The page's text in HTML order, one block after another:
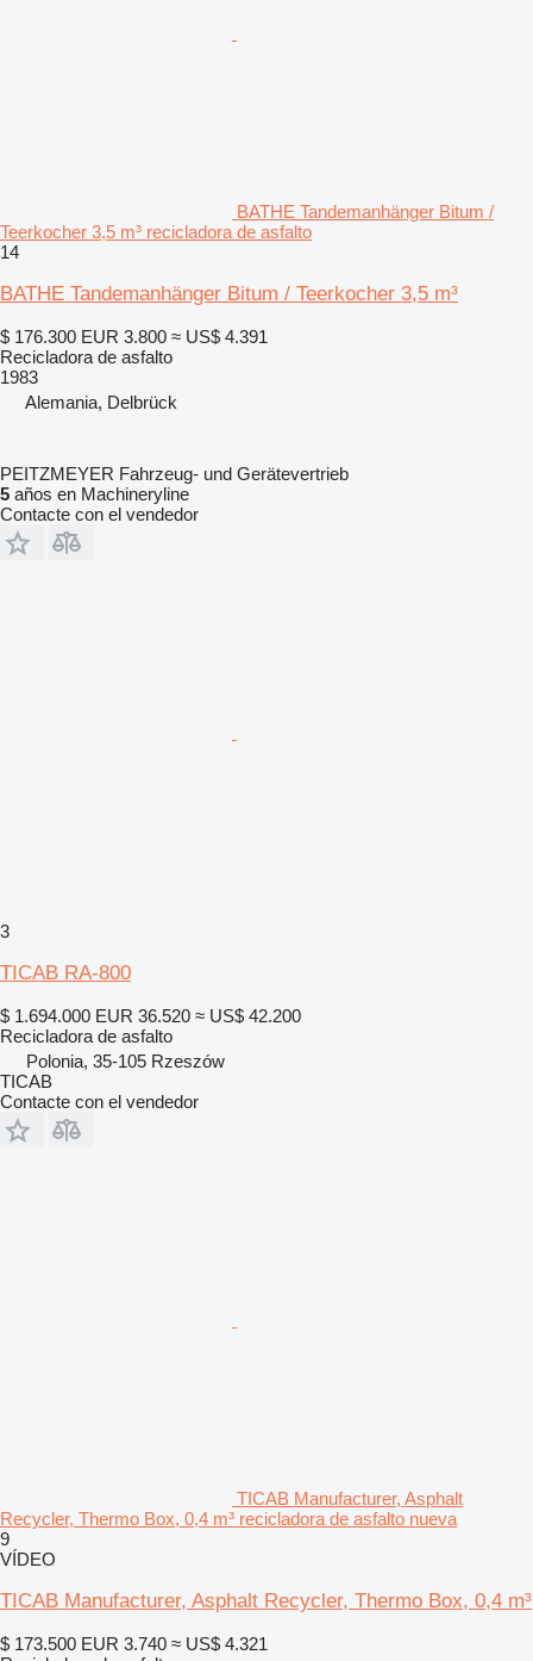
BATHE Tandemanhänger Bitum /
Teerkocher 3,5 m³ recicladora de asfalto
14
BATHE Tandemanhänger Bitum / Teerkocher 3,5 m³
$ 176.300 EUR 3.800 ≈ US$ 4.391
Recicladora de asfalto
1983
Alemania, Delbrück
PEITZMEYER Fahrzeug- und Gerätevertrieb
5 años en Machineryline
Contacte con el vendedor
3
TICAB RA-800
$ 1.694.000 EUR 36.520 ≈ US$ 42.200
Recicladora de asfalto
Polonia, 35-105 Rzeszów
TICAB
Contacte con el vendedor
TICAB Manufacturer, Asphalt
Recycler, Thermo Box, 0,4 m³ recicladora de asfalto nueva
9
VÍDEO
TICAB Manufacturer, Asphalt Recycler, Thermo Box, 0,4 m³
$ 173.500 EUR 3.740 ≈ US$ 4.321